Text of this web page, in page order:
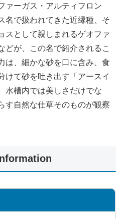
ァーガス・アルティフロン
名で扱われてきた近縁種、そ
スとして親しまれるゲオファ
どが、この名で紹介されるこ
は、細かな砂を口に含み、食
けて砂を吐き出す「アースイ
水槽内では美しさだけでな
す自然な仕草そのものが観察